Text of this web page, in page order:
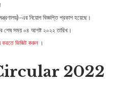
মন্ত্রণালয়)-এর নিয়োগ বিজ্ঞপ্তি প্রকাশ হয়েছে।
সময় ০৪ আগষ্ট ২০২২ তারিখ।
ভিজিট করুন।
2022